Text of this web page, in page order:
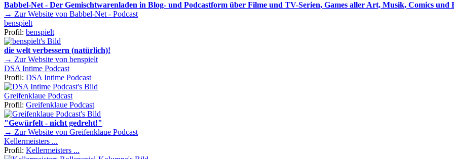
Babbel-Net - Der Gemischtwarenladen in Blog- und Podcastform über Filme und TV-Serien, Games aller Art, Musik, Comics und
→ Zur Website von Babbel-Net - Podcast
benspielt
Profil: benspielt
die welt verbessern (natürlich)!
→ Zur Website von benspielt
DSA Intime Podcast
Profil: DSA Intime Podcast
Greifenklaue Podcast
Profil: Greifenklaue Podcast
"Gewürfelt - nicht gedreht!"
→ Zur Website von Greifenklaue Podcast
Kellermeisters ...
Profil: Kellermeisters ...